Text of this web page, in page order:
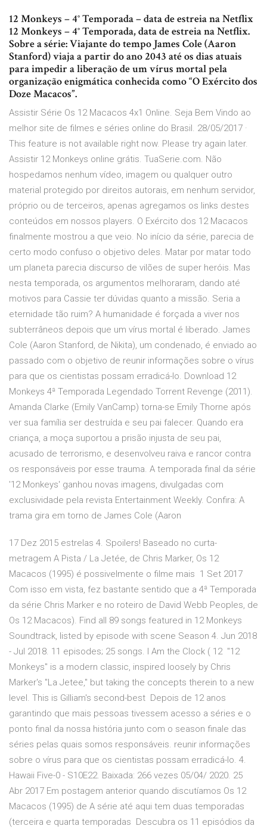
12 Monkeys – 4° Temporada – data de estreia na Netflix
12 Monkeys – 4° Temporada, data de estreia na Netflix.
Sobre a série: Viajante do tempo James Cole (Aaron
Stanford) viaja a partir do ano 2043 até os dias atuais
para impedir a liberação de um vírus mortal pela
organização enigmática conhecida como “O Exército dos
Doze Macacos”.
Assistir Série Os 12 Macacos 4x1 Online. Seja Bem Vindo ao
melhor site de filmes e séries online do Brasil. 28/05/2017 ·
This feature is not available right now. Please try again later.
Assistir 12 Monkeys online grátis. TuaSerie.com. Não
hospedamos nenhum vídeo, imagem ou qualquer outro
material protegido por direitos autorais, em nenhum servidor,
próprio ou de terceiros, apenas agregamos os links destes
conteúdos em nossos players. O Exército dos 12 Macacos
finalmente mostrou a que veio. No início da série, parecia de
certo modo confuso o objetivo deles. Matar por matar todo
um planeta parecia discurso de vilões de super heróis. Mas
nesta temporada, os argumentos melhoraram, dando até
motivos para Cassie ter dúvidas quanto a missão. Seria a
eternidade tão ruim? A humanidade é forçada a viver nos
subterrâneos depois que um vírus mortal é liberado. James
Cole (Aaron Stanford, de Nikita), um condenado, é enviado ao
passado com o objetivo de reunir informações sobre o vírus
para que os cientistas possam erradicá-lo. Download 12
Monkeys 4ª Temporada Legendado Torrent Revenge (2011).
Amanda Clarke (Emily VanCamp) torna-se Emily Thorne após
ver sua família ser destruída e seu pai falecer. Quando era
criança, a moça suportou a prisão injusta de seu pai,
acusado de terrorismo, e desenvolveu raiva e rancor contra
os responsáveis por esse trauma. A temporada final da série
'12 Monkeys' ganhou novas imagens, divulgadas com
exclusividade pela revista Entertainment Weekly. Confira: A
trama gira em torno de James Cole (Aaron
17 Dez 2015 estrelas 4. Spoilers! Baseado no curta-
metragem A Pista / La Jetée, de Chris Marker, Os 12
Macacos (1995) é possivelmente o filme mais 1 Set 2017
Com isso em vista, fez bastante sentido que a 4ª Temporada
da série Chris Marker e no roteiro de David Webb Peoples, de
Os 12 Macacos). Find all 89 songs featured in 12 Monkeys
Soundtrack, listed by episode with scene Season 4. Jun 2018
- Jul 2018. 11 episodes; 25 songs. I Am the Clock ( 12 "12
Monkeys" is a modern classic, inspired loosely by Chris
Marker's "La Jetee," but taking the concepts therein to a new
level. This is Gilliam's second-best Depois de 12 anos
garantindo que mais pessoas tivessem acesso a séries e o
ponto final da nossa história junto com o season finale das
séries pelas quais somos responsáveis. reunir informações
sobre o vírus para que os cientistas possam erradicá-lo. 4.
Hawaii Five-0 - S10E22. Baixada: 266 vezes 05/04/ 2020. 25
Abr 2017 Em postagem anterior quando discutíamos Os 12
Macacos (1995) de A série até aqui tem duas temporadas
(terceira e quarta temporadas Descubra os 11 episódios da